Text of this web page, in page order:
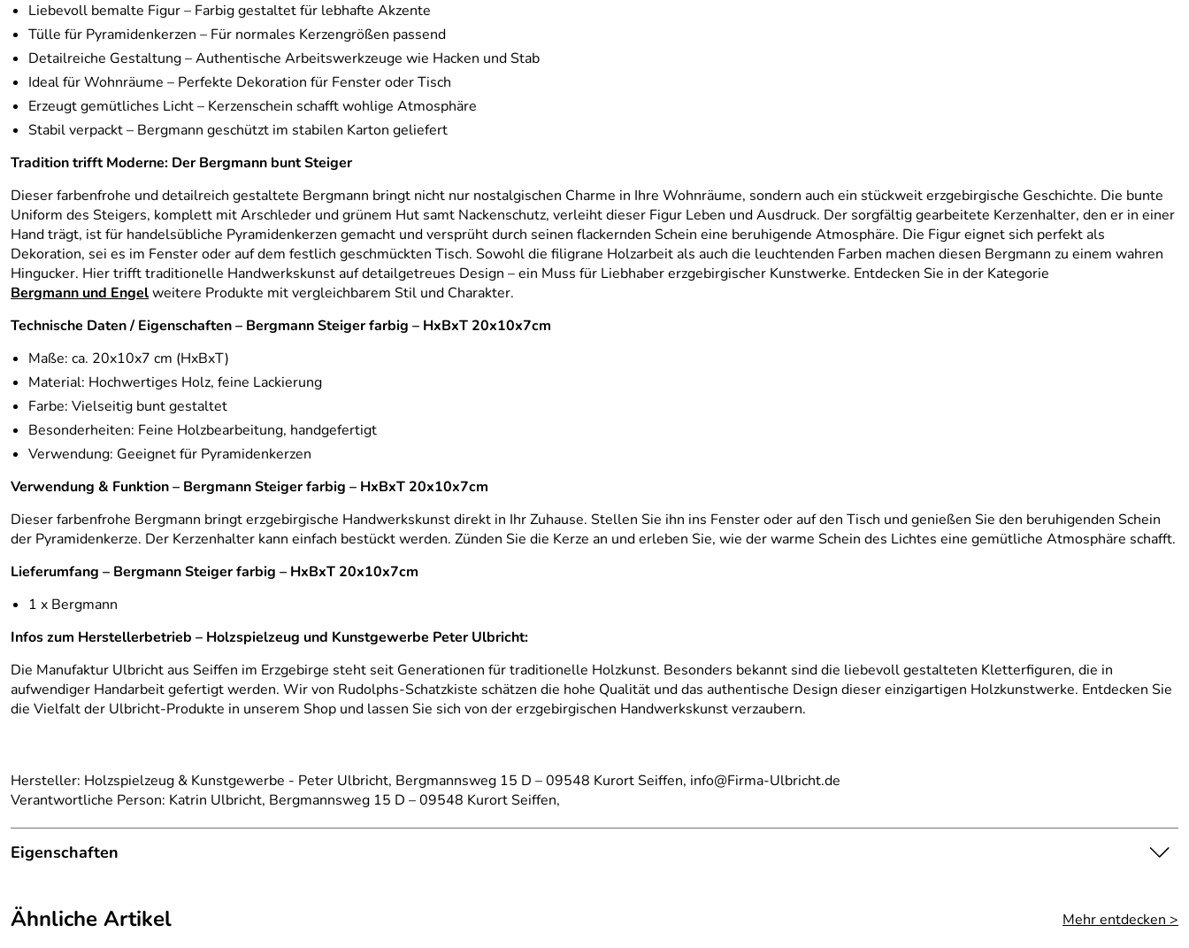
Liebevoll bemalte Figur – Farbig gestaltet für lebhafte Akzente
Tülle für Pyramidenkerzen – Für normales Kerzengrößen passend
Detailreiche Gestaltung – Authentische Arbeitswerkzeuge wie Hacken und Stab
Ideal für Wohnräume – Perfekte Dekoration für Fenster oder Tisch
Erzeugt gemütliches Licht – Kerzenschein schafft wohlige Atmosphäre
Stabil verpackt – Bergmann geschützt im stabilen Karton geliefert
Tradition trifft Moderne: Der Bergmann bunt Steiger
Dieser farbenfrohe und detailreich gestaltete Bergmann bringt nicht nur nostalgischen Charme in Ihre Wohnräume, sondern auch ein stückweit erzgebirgische Geschichte. Die bunte
Uniform des Steigers, komplett mit Arschleder und grünem Hut samt Nackenschutz, verleiht dieser Figur Leben und Ausdruck. Der sorgfältig gearbeitete Kerzenhalter, den er in einer
Hand trägt, ist für handelsübliche Pyramidenkerzen gemacht und versprüht durch seinen flackernden Schein eine beruhigende Atmosphäre. Die Figur eignet sich perfekt als
Dekoration, sei es im Fenster oder auf dem festlich geschmückten Tisch. Sowohl die filigrane Holzarbeit als auch die leuchtenden Farben machen diesen Bergmann zu einem wahren
Hingucker. Hier trifft traditionelle Handwerkskunst auf detailgetreues Design – ein Muss für Liebhaber erzgebirgischer Kunstwerke. Entdecken Sie in der Kategorie
Bergmann und Engelweitere Produkte mit vergleichbarem Stil und Charakter.
Technische Daten / Eigenschaften – Bergmann Steiger farbig – HxBxT 20x10x7cm
Maße: ca. 20x10x7 cm (HxBxT)
Material: Hochwertiges Holz, feine Lackierung
Farbe: Vielseitig bunt gestaltet
Besonderheiten: Feine Holzbearbeitung, handgefertigt
Verwendung: Geeignet für Pyramidenkerzen
Verwendung & Funktion – Bergmann Steiger farbig – HxBxT 20x10x7cm
Dieser farbenfrohe Bergmann bringt erzgebirgische Handwerkskunst direkt in Ihr Zuhause. Stellen Sie ihn ins Fenster oder auf den Tisch und genießen Sie den beruhigenden Schein
der Pyramidenkerze. Der Kerzenhalter kann einfach bestückt werden. Zünden Sie die Kerze an und erleben Sie, wie der warme Schein des Lichtes eine gemütliche Atmosphäre schafft.
Lieferumfang – Bergmann Steiger farbig – HxBxT 20x10x7cm
1 x Bergmann
Infos zum Herstellerbetrieb – Holzspielzeug und Kunstgewerbe Peter Ulbricht:
Die Manufaktur Ulbricht aus Seiffen im Erzgebirge steht seit Generationen für traditionelle Holzkunst. Besonders bekannt sind die liebevoll gestalteten Kletterfiguren, die in
aufwendiger Handarbeit gefertigt werden. Wir von Rudolphs-Schatzkiste schätzen die hohe Qualität und das authentische Design dieser einzigartigen Holzkunstwerke. Entdecken Sie
die Vielfalt der Ulbricht-Produkte in unserem Shop und lassen Sie sich von der erzgebirgischen Handwerkskunst verzaubern.
Hersteller: Holzspielzeug & Kunstgewerbe - Peter Ulbricht, Bergmannsweg 15 D – 09548 Kurort Seiffen, info@Firma-Ulbricht.de
Verantwortliche Person: Katrin Ulbricht, Bergmannsweg 15 D – 09548 Kurort Seiffen,
Eigenschaften
Herstellungsort:
Kurort Seiffen
Ähnliche Artikel Mehr entdecken >